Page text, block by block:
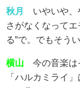
秋月
いやいや、
さがなくなって
る”で。でもそう
横山 今の音楽は
「ハルカミライ